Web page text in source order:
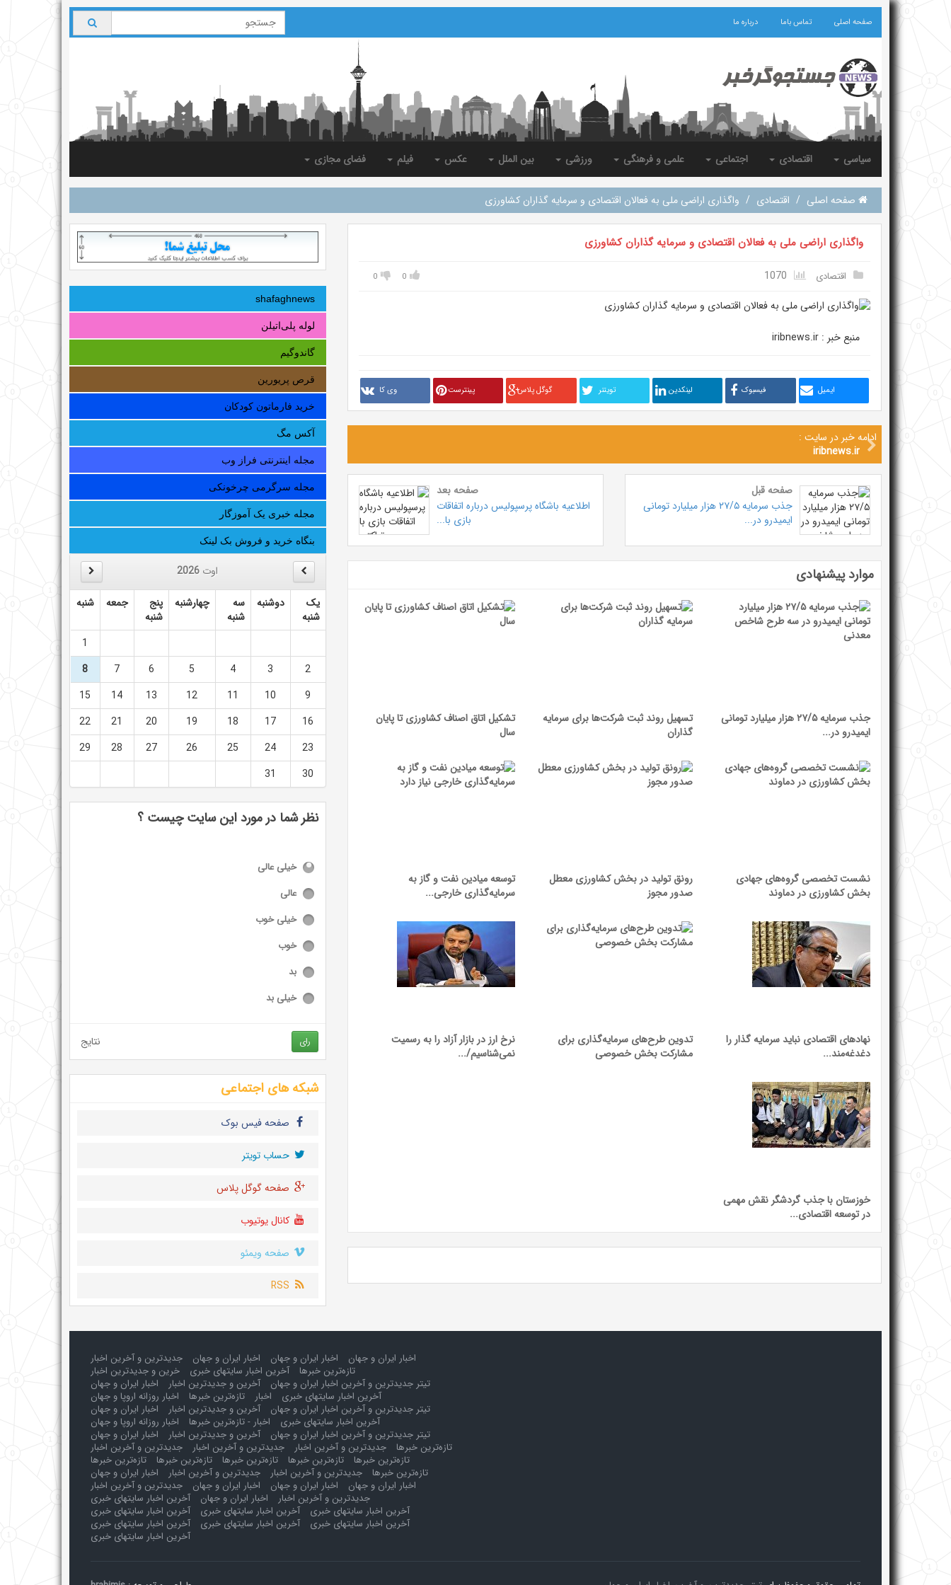
صفحه اصلی تماس باما درباره ما
سیاسی اقتصادی اجتماعی علمی و فرهنگی ورزشی بین الملل عکس فیلم فضای مجازی
صفحه اصلی / اقتصادی / واگذاری اراضی ملی به فعالان اقتصادی و سرمایه گذاران کشاورزی
واگذاری اراضی ملی به فعالان اقتصادی و سرمایه گذاران کشاورزی
اقتصادی 0
0
منبع خبر : iribnews.ir
ایمیل فیسبوک لینکدین تويتنر گوگل پلاس پینترست وی کا
ادامه خبر در سایت :
iribnews.ir
صفحه قبل
جذب سرمایه ۲۷/۵ هزار میلیارد تومانی
ایمیدرو در...
صفحه بعد
اطلاعیه باشگاه پرسپولیس درباره اتفاقات
بازی با...
موارد پیشنهادی
جذب سرمایه ۲۷/۵ هزار میلیارد تومانی
ایمیدرو در...
تسهیل روند ثبت شرکت‌ها برای سرمایه
گذاران
تشکیل اتاق اصناف کشاورزی تا پایان
سال
نشست تخصصی گروه‌های جهادی
بخش کشاورزی در دماوند
رونق تولید در بخش کشاورزی معطل
صدور مجوز
توسعه میادین نفت و گاز به
سرمایه‌گذاری خارجی...
نهاد‌های اقتصادی نباید سرمایه گذار را
دغدغه‌مند...
تدوین طرح‌های سرمایه‌گذاری برای
مشارکت بخش خصوصی
نرخ ارز در بازار آزاد را به رسمیت
نمی‌شناسیم/...
خوزستان با جذب گردشگر نقش مهمی
در توسعه اقتصادی...
shafaghnews
لوله‌ پلی‌اتیلن
گاندوگیم
قرص پریورین
خرید فارماتون کودکان
آکس مگ
مجله اینترنتی فراز وب
مجله سرگرمی چرخونکی
مجله خبری یک آموزگار
بنگاه خرید و فروش بک لینک
اوت 2026
یک
شنبه
دوشنبه
سه
شنبه
چهارشنبه
پنج
شنبه
جمعه شنبه
1
2
3
4
5
6
7
8
9
10
11
12
13
14
15
16
17
18
19
20
21
22
23
24
25
26
27
28
29
30
31
نظر شما در مورد این سایت چیست ؟
خیلی عالی
عالی
خیلی خوب
خوب
بد
خیلی بد
رای نتایج
شبکه های اجتماعی
صفحه فیس بوک
حساب تويتر
صفحه گوگل پلاس
کانال یوتیوب
صفحه ویمئو
اخبار ایران و جهان اخبار ایران و جهان اخبار ایران و جهان
جدیدترین و آخرین اخبار
تازه‌ترین خبرها
آخرین اخبار سایتهای خبری
خرین و جدیدترین اخبار
تیتر جدیدترین و آخرین اخبار ایران و جهان
آخرین و جدیدترین اخبار
اخبار ایران و جهان
آخرین اخبار سایتهای خبری
اخبار تازه‌ترین خبرها
اخبار روزانه اروپا و جهان
تیتر جدیدترین و آخرین اخبار ایران و جهان
آخرین و جدیدترین اخبار
اخبار ایران و جهان
آخرین اخبار سایتهای خبری
اخبار - تازه‌ترین خبرها
اخبار روزانه اروپا و جهان
تیتر جدیدترین و آخرین اخبار ایران و جهان
آخرین و جدیدترین اخبار
اخبار ایران و جهان
تازه‌ترین خبرها
جدیدترین و آخرین اخبار جدیدترین و آخرین اخبار
جدیدترین و آخرین اخبار
تازه‌ترین خبرها
تازه‌ترین خبرها تازه‌ترین خبرها تازه‌ترین خبرها
تازه‌ترین خبرها
تازه‌ترین خبرها
جدیدترین و آخرین اخبار جدیدترین و آخرین اخبار
اخبار ایران و جهان
اخبار ایران و جهان
اخبار ایران و جهان اخبار ایران و جهان
جدیدترین و آخرین اخبار
جدیدترین و آخرین اخبار
اخبار ایران و جهان
آخرین اخبار سایتهای خبری
آخرین اخبار سایتهای خبری
آخرین اخبار سایتهای خبری
آخرین اخبار سایتهای خبری
آخرین اخبار سایتهای خبری
آخرین اخبار سایتهای خبری
آخرین اخبار سایتهای خبری
آخرین اخبار سایتهای خبری